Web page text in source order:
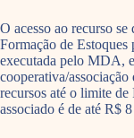
O acesso ao recurso
Formação de
executada pelo MDA,
cooperativa/
recursos até o limite
associado é de até R$